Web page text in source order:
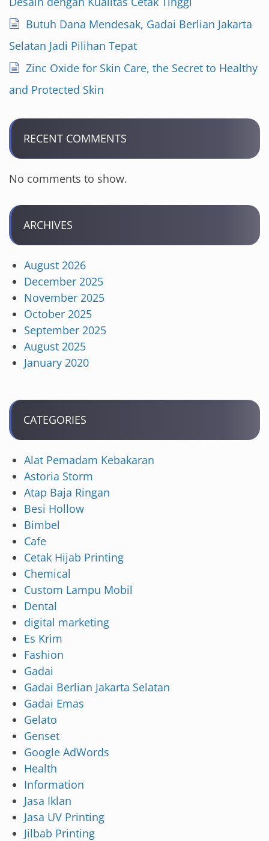
Butuh Dana Mendesak, Gadai Berlian Jakarta
Selatan Jadi Pilihan Tepat
Zinc Oxide for Skin Care, the Secret to Healthy
and Protected Skin
RECENT COMMENTS
No comments to show.
ARCHIVES
August 2026
December 2025
November 2025
October 2025
September 2025
August 2025
January 2020
CATEGORIES
Alat Pemadam Kebakaran
Astoria Storm
Atap Baja Ringan
Besi Hollow
Bimbel
Cafe
Cetak Hijab Printing
Chemical
Custom Lampu Mobil
Dental
digital marketing
Es Krim
Fashion
Gadai
Gadai Berlian Jakarta Selatan
Gadai Emas
Gelato
Genset
Google AdWords
Health
Information
Jasa Iklan
Jasa UV Printing
Jilbab Printing